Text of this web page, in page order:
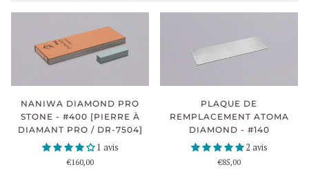
NANIWA DIAMOND PRO
STONE - #400 [PIERRE À
DIAMANT PRO / DR-7504]
1 avis
€160,00
PLAQUE DE
REMPLACEMENT ATOMA
DIAMOND - #140
2 avis
€85,00